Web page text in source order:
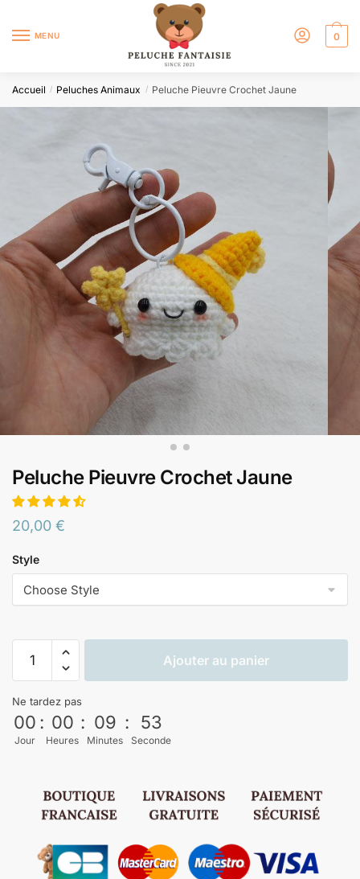
MENU 0
Accueil / Peluches Animaux / Peluche Pieuvre Crochet Jaune
Peluche Pieuvre Crochet Jaune
20,00 €
Style
Ajouter au panier
Ne tardez pas
00
Jour
: 00
Heures
: 09
Minutes
: 53
Seconde